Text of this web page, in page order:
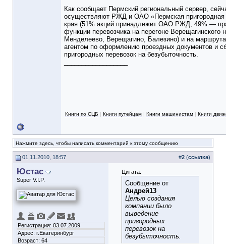
Как сообщает Пермский региональный сервер,
осуществляют РЖД и ОАО «Пермская
края (51% акций принадлежит ОАО РЖД, 49% —
функции перевозчика на перегоне
Менделеево, Верещагино, Балезино) и на
агентом по оформлению проездных документов и
пригородных перевозок на безубыточность.
Книги по СЦБ | Книги путейцам | Книги машинистам | Книги
Нажмите здесь, чтобы написать комментарий к этому сообщению
01.11.2010, 18:57 #2 (ссылка)
Юстас
Super V.I.P.
Регистрация: 03.07.2009
Адрес: г.Екатеринбург
Возраст: 64
Цитата:
Сообщение от
Андрей13
Целью создания
компании было
выведение
пригородных
перевозок на
безубыточность.